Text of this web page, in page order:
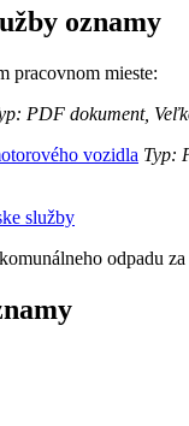
oznamy
pracovnom mieste:
PDF dokument,
vozidla Typ:
služby
odpadu